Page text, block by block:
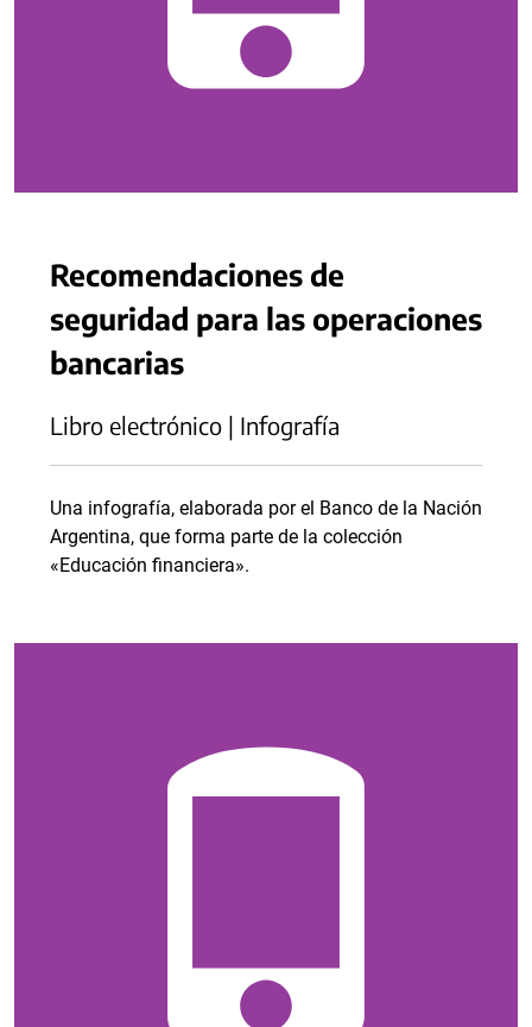
Recomendaciones de
seguridad para las operaciones
bancarias
Libro electrónico | Infografía
Una infografía, elaborada por el Banco de la Nación
Argentina, que forma parte de la colección
«Educación financiera».